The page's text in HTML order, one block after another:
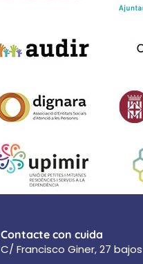
Contacte con cuida
C/ Francisco Giner, 27 bajos